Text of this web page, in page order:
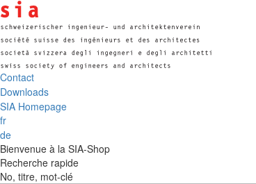
Contact
Downloads
SIA Homepage
fr
de
Bienvenue à la SIA-Shop
Recherche rapide
No, titre, mot-clé